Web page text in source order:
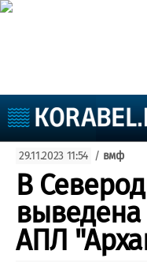
Судоходство
Судоремонт
События
Порты
Рыболовство
ВМФ
Образование
29.11.2023 11:54 / вмф
В
выведена
АПЛ